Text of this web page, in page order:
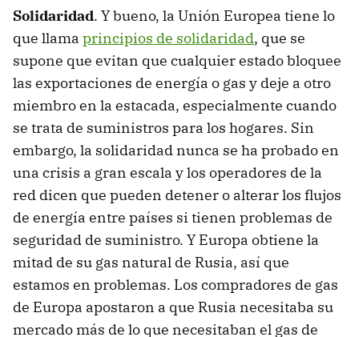
Solidaridad. Y bueno, la Unión Europea tiene lo
que llama principios de solidaridad, que se
supone que evitan que cualquier estado bloquee
las exportaciones de energía o gas y deje a otro
miembro en la estacada, especialmente cuando
se trata de suministros para los hogares. Sin
embargo, la solidaridad nunca se ha probado en
una crisis a gran escala y los operadores de la
red dicen que pueden detener o alterar los flujos
de energía entre países si tienen problemas de
seguridad de suministro. Y Europa obtiene la
mitad de su gas natural de Rusia, así que
estamos en problemas. Los compradores de gas
de Europa apostaron a que Rusia necesitaba su
mercado más de lo que necesitaban el gas de